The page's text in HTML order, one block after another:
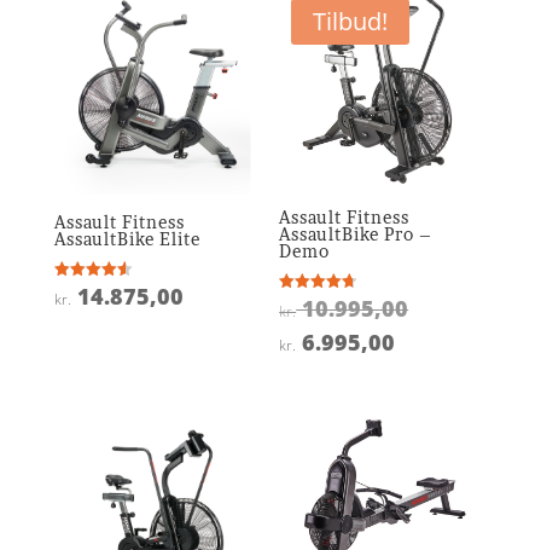
Assault Fitness
AssaultBike Elite
Vurderet
4.6
kr. 14.875,00
Tilbud!
Assault Fitness
AssaultBike Pro –
Demo
Vurderet
4.7
kr.10.995,00Den
kr. 6.995,00